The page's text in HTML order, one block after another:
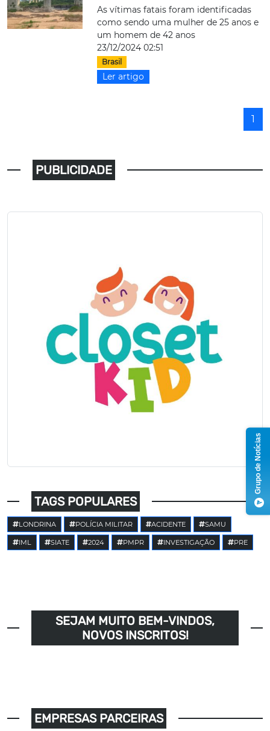
As vítimas fatais foram identificadas
como sendo uma mulher de 25 anos e
um homem de 42 anos
23/12/2024 02:51
Brasil
Ler artigo
1
PUBLICIDADE
TAGS POPULARES
LONDRINA POLÍCIA MILITAR ACIDENTE SAMU
IML SIATE 2024 PMPR INVESTIGAÇÃO PRE
SEJAM MUITO BEM-VINDOS,
NOVOS INSCRITOS!
EMPRESAS PARCEIRAS
Grupo de Notícias